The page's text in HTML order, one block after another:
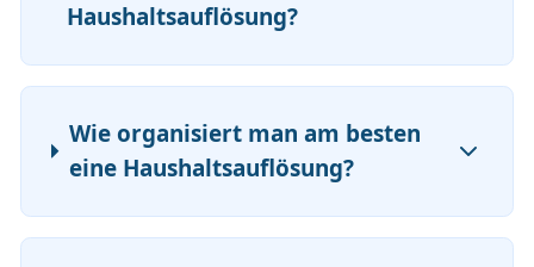
Haushaltsauflösung?
Wie organisiert man am besten
eine Haushaltsauflösung?